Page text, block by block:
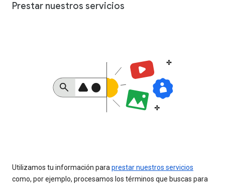
Prestar nuestros servicios
Utilizamos tu información para prestar nuestros servicios
como, por ejemplo, procesamos los términos que buscas para